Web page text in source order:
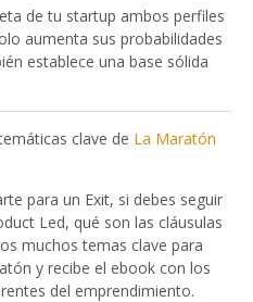
de tu startup ambos perfiles
aumenta sus probabilidades
establece una base sólida
clave de La Maratón
para un Exit, si debes seguir
Led, qué son las cláusulas
muchos temas clave para
y recibe el ebook con los
del emprendimiento.